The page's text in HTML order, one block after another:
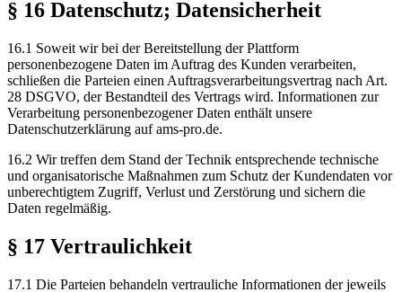
§ 16 Datenschutz; Datensicherheit
16.1 Soweit wir bei der Bereitstellung der Plattform
personenbezogene Daten im Auftrag des Kunden verarbeiten,
schließen die Parteien einen Auftragsverarbeitungsvertrag nach Art.
28 DSGVO, der Bestandteil des Vertrags wird. Informationen zur
Verarbeitung personenbezogener Daten enthält unsere
Datenschutzerklärung auf ams-pro.de.
16.2 Wir treffen dem Stand der Technik entsprechende technische
und organisatorische Maßnahmen zum Schutz der Kundendaten vor
unberechtigtem Zugriff, Verlust und Zerstörung und sichern die
Daten regelmäßig.
§ 17 Vertraulichkeit
17.1 Die Parteien behandeln vertrauliche Informationen der jeweils